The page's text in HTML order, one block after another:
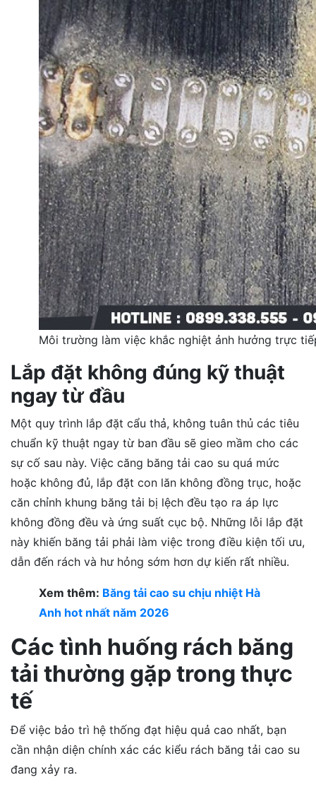
Môi trường làm việc khắc nghiệt ảnh hưởng trực
Lắp đặt không đúng kỹ thuật
ngay từ đầu
Một quy trình lắp đặt cẩu thả, không tuân thủ các tiêu
chuẩn kỹ thuật ngay từ ban đầu sẽ gieo mầm cho các
sự cố sau này. Việc căng băng tải cao su quá mức
hoặc không đủ, lắp đặt con lăn không đồng trục, hoặc
căn chỉnh khung băng tải bị lệch đều tạo ra áp lực
không đồng đều và ứng suất cục bộ. Những lỗi lắp đặt
này khiến băng tải phải làm việc trong điều kiện tối ưu,
dẫn đến rách và hư hỏng sớm hơn dự kiến rất nhiều.
Xem thêm: Băng tải cao su chịu nhiệt Hà
Anh hot nhất năm 2026
Các tình huống rách băng
tải thường gặp trong thực
tế
Để việc bảo trì hệ thống đạt hiệu quả cao nhất, bạn
cần nhận diện chính xác các kiểu rách băng tải cao su
đang xảy ra.